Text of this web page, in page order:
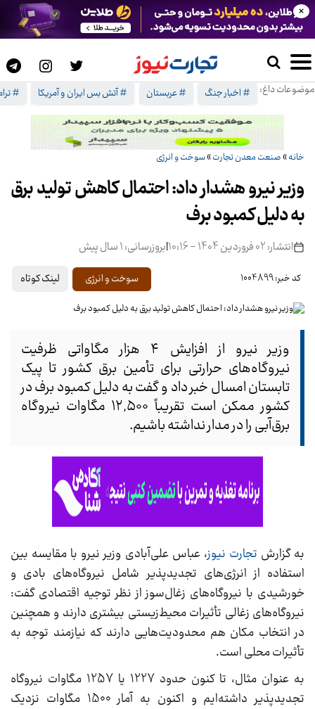
موضوعات داغ: # اخبار جنگ # عربستان # آتش بس ایران و آمریکا #
×
خانه» صنعت معدن تجارت»سوخت و انرژی
وزیر نیرو هشدار داد: احتمال کاهش تولید برق
به دلیل کمبود برف
انتشار: 02 فروردین 1404 - 10:16 |بروزرسانی: 1 سال پیش
کد خبر: 1004899 سوخت و انرژی لینک کوتاه
وزیر نیرو از افزایش ۴ هزار مگاواتی ظرفیت
نیروگاه‌های حرارتی برای تأمین برق کشور تا پیک
تابستان امسال خبر داد و گفت به دلیل کمبود برف در
کشور ممکن است تقریباً ۱۲,۵۰۰ مگاوات نیروگاه
برق‌آبی را در مدار نداشته باشیم.
به گزارش تجارت نیوز، عباس علی‌آبادی وزیر نیرو با مقایسه‌ بین
استفاده از انرژی‌های تجدیدپذیر شامل نیروگاه‌های بادی و
خورشیدی با نیروگاه‌های زغال‌سوز از نظر توجیه اقتصادی گفت:
نیروگاه‌های زغالی تأثیرات محیط‌زیستی بیشتری دارند و همچنین
در انتخاب مکان هم محدودیت‌هایی دارند که نیازمند توجه به
تأثیرات محلی است.
به عنوان مثال، تا کنون حدود 1227 یا 1257 مگاوات نیروگاه
تجدیدپذیر داشته‌ایم و اکنون به آمار 1500 مگاوات نزدیک